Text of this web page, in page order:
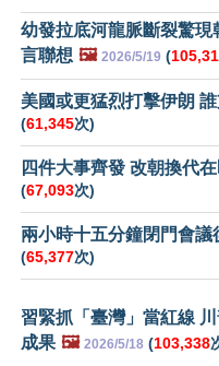
幼發拉底河龍脈斷裂驚現
言聯想 🖼️ 2026/5/19 (
美國或更猛烈打擊伊朗
(61,345次)
四件大事齊發 改朝換代
(67,093次)
兩小時十五分鐘閉門會
(65,377次)
習緊抓「臺灣」當紅線
成果 🖼️ 2026/5/18 (103,338